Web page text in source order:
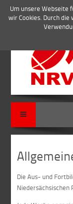
Die Aus- und
Niedersächsischen
Um unsere Webseite
wir Cookies. Durch